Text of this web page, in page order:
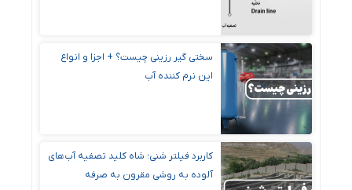
سختی گیر رزینی چیست؟ + اجزا و انواع
این نرم کننده آب
کاربرد فیلتر شنی؛ شاه کلید تصفیه آب‌های
آلوده به روشی مقرون ‌به‌ صرفه